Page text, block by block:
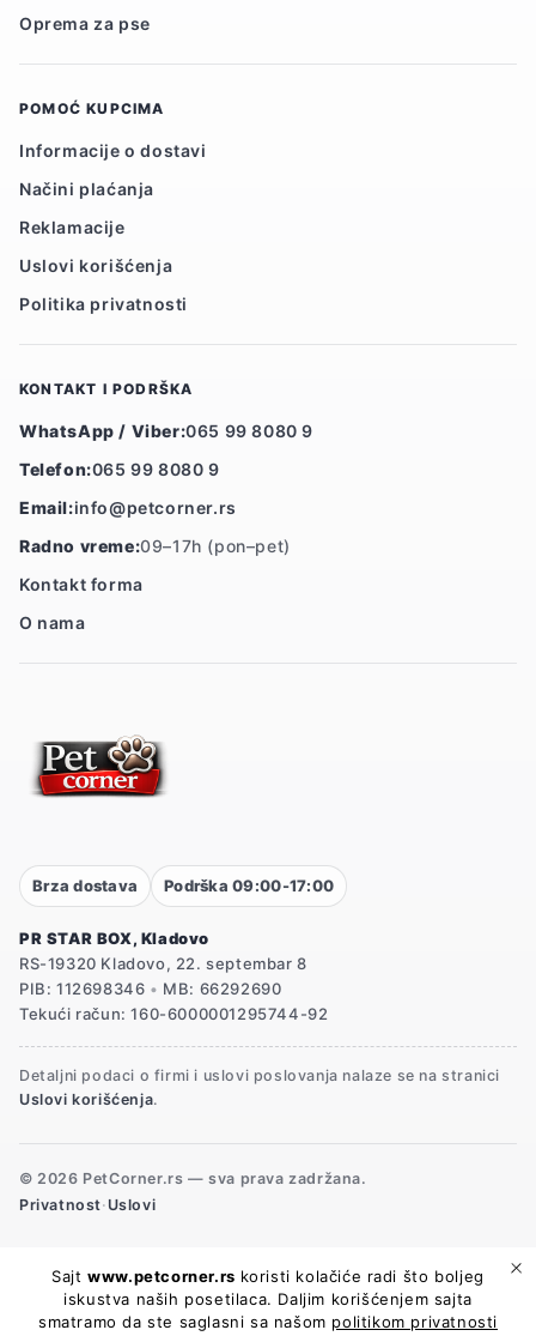
Oprema za pse
POMOĆ KUPCIMA
Informacije o dostavi
Načini plaćanja
Reklamacije
Uslovi korišćenja
Politika privatnosti
KONTAKT I PODRŠKA
WhatsApp / Viber:065 99 8080 9
Telefon:065 99 8080 9
Email:info@petcorner.rs
Radno vreme:09–17h (pon–pet)
Kontakt forma
O nama
Brza dostava Podrška 09:00-17:00
PR STAR BOX, Kladovo
RS-19320 Kladovo, 22. septembar 8
PIB: 112698346 • MB: 66292690
Tekući račun: 160-6000001295744-92
Detaljni podaci o firmi i uslovi poslovanja nalaze se na stranici
Uslovi korišćenja.
© 2026 PetCorner.rs — sva prava zadržana.
Privatnost· Uslovi
Sajtwww.petcorner.rs koristi kolačiće radi što boljeg
iskustva naših posetilaca. Daljim korišćenjem sajta
smatramo da ste saglasni sa našom politikom privatnosti